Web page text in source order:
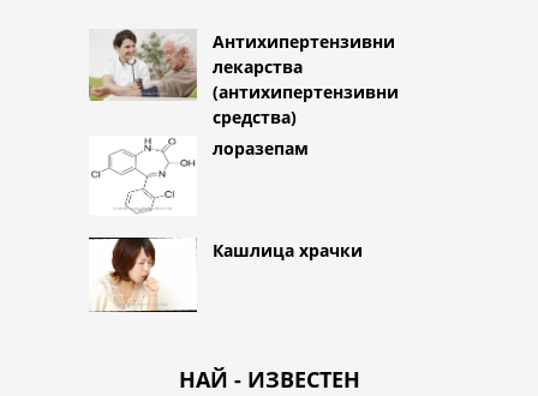
Антихипертензивни
лекарства
(антихипертензивни
средства)
лоразепам
Кашлица храчки
НАЙ - ИЗВЕСТЕН